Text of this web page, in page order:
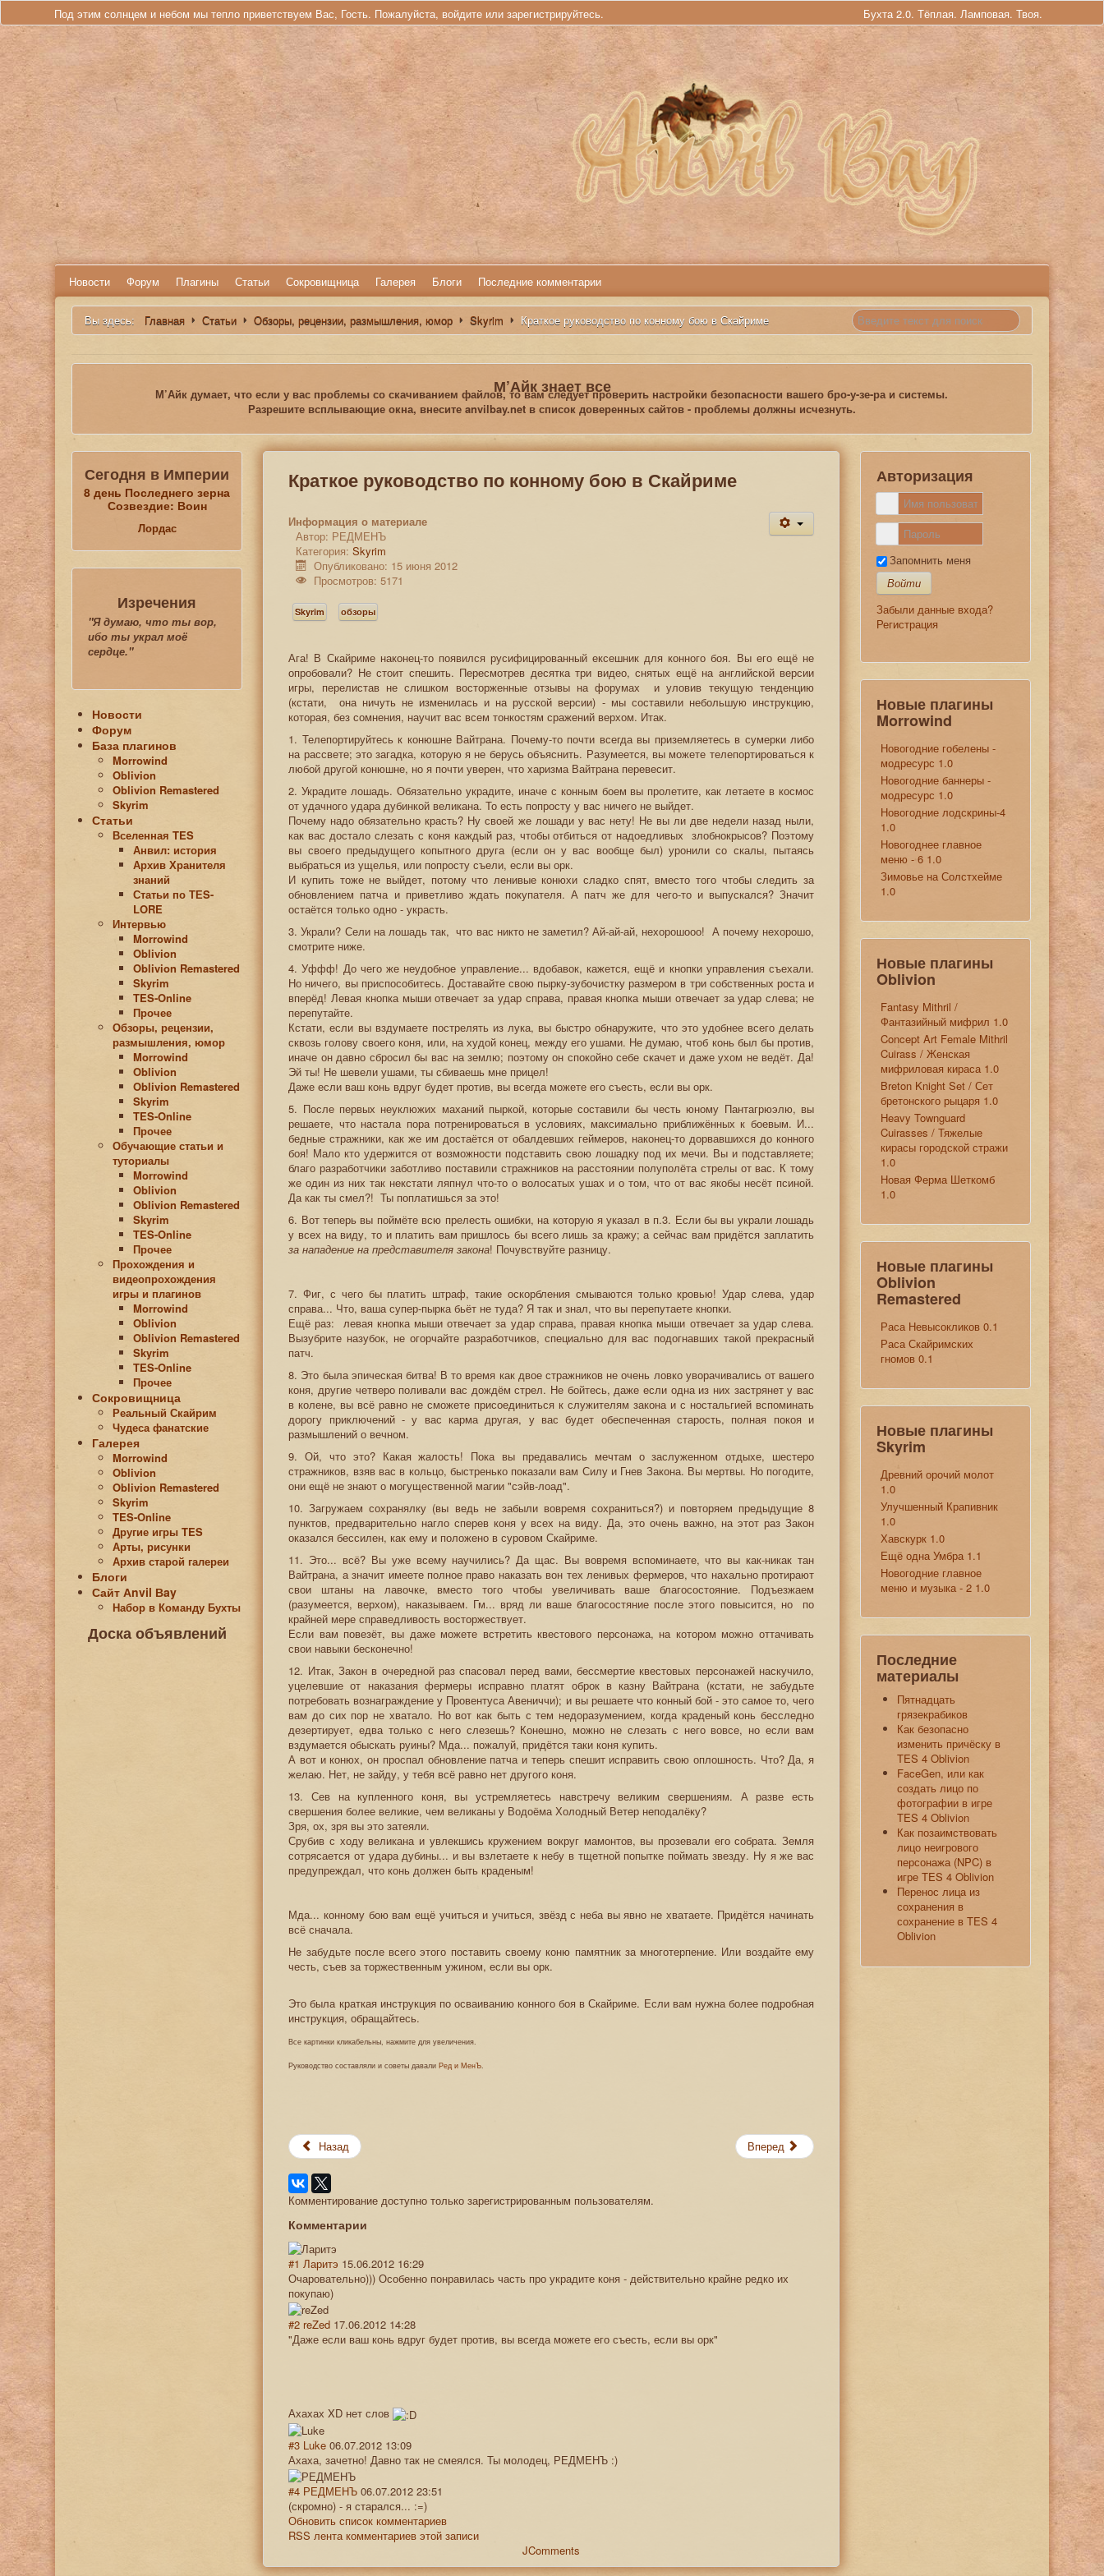
Под этим солнцем и небом мы тепло приветствуем Вас, Гость. Пожалуйста, войдите или зарегистрируйтесь. Бухта 2.0. Тёплая. Ламповая. Твоя.
Новости Форум Плагины Статьи Сокровищница Галерея Блоги Последние комментарии
Вы здесь: Главная Статьи Обзоры, рецензии, размышления, юмор Skyrim Краткое руководство по конному бою в Скайриме
М’Айк знает все
М’Айк думает, что если у вас проблемы со скачиванием файлов, то вам следует проверить настройки безопасности вашего бро-у-зе-ра и системы.
Разрешите всплывающие окна, внесите anvilbay.net в список доверенных сайтов - проблемы должны исчезнуть.
Сегодня в Империи
8 день Последнего зерна
Созвездие: Воин
Лордас
Изречения
"Я думаю, что ты вор,
ибо ты украл моё
сердце."
Новости
Форум
База плагинов
Morrowind
Oblivion
Oblivion Remastered
Skyrim
Статьи
Вселенная TES
Анвил: история
Архив Хранителя
знаний
Статьи по ТЕS-
LORE
Интервью
Morrowind
Oblivion
Oblivion Remastered
Skyrim
TES-Online
Прочее
Обзоры, рецензии,
размышления, юмор
Morrowind
Oblivion
Oblivion Remastered
Skyrim
TES-Online
Прочее
Обучающие статьи и
туториалы
Morrowind
Oblivion
Oblivion Remastered
Skyrim
TES-Online
Прочее
Прохождения и
видеопрохождения
игры и плагинов
Morrowind
Oblivion
Oblivion Remastered
Skyrim
TES-Online
Прочее
Сокровищница
Реальный Скайрим
Чудеса фанатские
Галерея
Morrowind
Oblivion
Oblivion Remastered
Skyrim
TES-Online
Другие игры TES
Арты, рисунки
Архив старой галереи
Блоги
Сайт Аnvil Вay
Набор в Команду Бухты
Доска объявлений
Краткое руководство по конному бою в Скайриме
Информация о материале
Автор: РЕДМЕНЪ
Категория:Skyrim
Опубликовано: 15 июня 2012
Просмотров: 5171
Skyrim обзоры
Ага! В Скайриме наконец-то появился русифицированный ексешник для конного боя. Вы его ещё не
опробовали? Не стоит спешить. Пересмотрев десятка три видео, снятых ещё на английской версии
игры, перелистав не слишком восторженные отзывы на форумах и уловив текущую тенденцию
(кстати, она ничуть не изменилась и на русской версии) - мы составили небольшую инструкцию,
которая, без сомнения, научит вас всем тонкостям сражений верхом. Итак.
1. Телепортируйтесь к конюшне Вайтрана. Почему-то почти всегда вы приземляетесь в сумерки либо
на рассвете; это загадка, которую я не берусь объяснить. Разумеется, вы можете телепортироваться к
любой другой конюшне, но я почти уверен, что харизма Вайтрана перевесит.
2. Украдите лошадь. Обязательно украдите, иначе с конным боем вы пролетите, как летаете в космос
от удачного удара дубинкой великана. То есть попросту у вас ничего не выйдет.
Почему надо обязательно красть? Ну своей же лошади у вас нету! Не вы ли две недели назад ныли,
как вас достало слезать с коня каждый раз, чтобы отбиться от надоедливых злобнокрысов? Поэтому
вы своего предыдущего копытного друга (если он у вас вообще был) уронили со скалы, пытаясь
выбраться из ущелья, или попросту съели, если вы орк.
И купить тоже не выйдет, потому что ленивые конюхи сладко спят, вместо того чтобы следить за
обновлением патча и приветливо ждать покупателя. А патч же для чего-то и выпускался? Значит
остаётся только одно - украсть.
3. Украли? Сели на лошадь так, что вас никто не заметил? Ай-ай-ай, нехорошооо! А почему нехорошо,
смотрите ниже.
4. Уффф! До чего же неудобное управление... вдобавок, кажется, ещё и кнопки управления съехали.
Но ничего, вы приспособитесь. Доставайте свою пырку-зубочистку размером в три собственных роста и
вперёд! Левая кнопка мыши отвечает за удар справа, правая кнопка мыши отвечает за удар слева; не
перепутайте.
Кстати, если вы вздумаете пострелять из лука, вы быстро обнаружите, что это удобнее всего делать
сквозь голову своего коня, или, на худой конец, между его ушами. Не думаю, чтоб конь был бы против,
иначе он давно сбросил бы вас на землю; поэтому он спокойно себе скачет и даже ухом не ведёт. Да!
Эй ты! Не шевели ушами, ты сбиваешь мне прицел!
Даже если ваш конь вдруг будет против, вы всегда можете его съесть, если вы орк.
5. После первых неуклюжих маханий пыркой, которые составили бы честь юному Пантагрюэлю, вы
решаете, что настала пора потренироваться в условиях, максимально приближённых к боевым. И...
бедные стражники, как же им достаётся от обалдевших геймеров, наконец-то дорвавшихся до конного
боя! Мало кто удержится от возможности подставить свою лошадку под их мечи. Вы и подставляете;
благо разработчики заботливо поставили стражников на расстоянии полуполёта стрелы от вас. К тому
же один из них так некстати ляпнул что-то о волосатых ушах и о том, что от вас якобы несёт псиной.
Да как ты смел?! Ты поплатишься за это!
6. Вот теперь вы поймёте всю прелесть ошибки, на которую я указал в п.3. Если бы вы украли лошадь
у всех на виду, то и платить вам пришлось бы всего лишь за кражу; а сейчас вам придётся заплатить
за нападение на представителя закона! Почувствуйте разницу.
7. Фиг, с чего бы платить штраф, такие оскорбления смываются только кровью! Удар слева, удар
справа... Что, ваша супер-пырка бьёт не туда? Я так и знал, что вы перепутаете кнопки.
Ещё раз: левая кнопка мыши отвечает за удар справа, правая кнопка мыши отвечает за удар слева.
Вызубрите назубок, не огорчайте разработчиков, специально для вас подогнавших такой прекрасный
патч.
8. Это была эпическая битва! В то время как двое стражников не очень ловко уворачивались от вашего
коня, другие четверо поливали вас дождём стрел. Не бойтесь, даже если одна из них застрянет у вас
в колене, вы всё равно не сможете присоединиться к служителям закона и с ностальгией вспоминать
дорогу приключений - у вас карма другая, у вас будет обеспеченная старость, полная покоя и
размышлений о вечном.
9. Ой, что это? Какая жалость! Пока вы предавались мечтам о заслуженном отдыхе, шестеро
стражников, взяв вас в кольцо, быстренько показали вам Силу и Гнев Закона. Вы мертвы. Но погодите,
они ещё не знают о могущественной магии "сэйв-лоад".
10. Загружаем сохранялку (вы ведь не забыли вовремя сохраниться?) и повторяем предыдущие 8
пунктов, предварительно нагло сперев коня у всех на виду. Да, это очень важно, на этот раз Закон
оказался бессилен, как ему и положено в суровом Скайриме.
11. Это... всё? Вы уже всему научились? Да щас. Вы вовремя вспоминаете, что вы как-никак тан
Вайтрана, а значит имеете полное право наказать вон тех ленивых фермеров, что нахально протирают
свои штаны на лавочке, вместо того чтобы увеличивать ваше благосостояние. Подъезжаем
(разумеется, верхом), наказываем. Гм... вряд ли ваше благосостяние после этого повысится, но по
крайней мере справедливость восторжествует.
Если вам повезёт, вы даже можете встретить квестового персонажа, на котором можно оттачивать
свои навыки бесконечно!
12. Итак, Закон в очередной раз спасовал перед вами, бессмертие квестовых персонажей наскучило,
уцелевшие от наказания фермеры исправно платят оброк в казну Вайтрана (кстати, не забудьте
потребовать вознаграждение у Провентуса Авениччи); и вы решаете что конный бой - это самое то, чего
вам до сих пор не хватало. Но вот как быть с тем недоразумением, когда краденый конь бесследно
дезертирует, едва только с него слезешь? Конешно, можно не слезать с него вовсе, но если вам
вздумается обыскать руины? Мда... пожалуй, придётся таки коня купить.
А вот и конюх, он проспал обновление патча и теперь спешит исправить свою оплошность. Что? Да, я
желаю. Нет, не зайду, у тебя всё равно нет другого коня.
13. Сев на купленного коня, вы устремляетесь навстречу великим свершениям. А разве есть
свершения более великие, чем великаны у Водоёма Холодный Ветер неподалёку?
Зря, ох, зря вы это затеяли.
Срубив с ходу великана и увлекшись кружением вокруг мамонтов, вы прозевали его собрата. Земля
сотрясается от удара дубины... и вы взлетаете к небу в тщетной попытке поймать звезду. Ну я же вас
предупреждал, что конь должен быть краденым!
Мда... конному бою вам ещё учиться и учиться, звёзд с неба вы явно не хватаете. Придётся начинать
всё сначала.
Не забудьте после всего этого поставить своему коню памятник за многотерпение. Или воздайте ему
честь, съев за торжественным ужином, если вы орк.
Это была краткая инструкция по осваиванию конного боя в Скайриме. Если вам нужна более подробная
инструкция, обращайтесь.
Все картинки кликабельны, нажмите для увеличения.
Руководство составляли и советы давалиРед и МенЪ.
Назад Вперед
Комментирование доступно только зарегистрированным пользователям.
Комментарии
#1 Ларитэ 15.06.2012 16:29
Очаровательно))) Особенно понравилась часть про украдите коня - действительно крайне редко их
покупаю)
#2 reZed 17.06.2012 14:28
"Даже если ваш конь вдруг будет против, вы всегда можете его съесть, если вы орк"
Ахахах XD нет слов
#3 Luke 06.07.2012 13:09
Ахаха, зачетно! Давно так не смеялся. Ты молодец, РЕДМЕНЪ :)
#4 РЕДМЕНЪ 06.07.2012 23:51
(скромно) - я старался... :=)
Обновить список комментариев
RSS лента комментариев этой записи
JComments
Авторизация
Запомнить меня
Войти
Забыли данные входа?
Регистрация
Новые плагины
Morrowind
Новогодние гобелены -
модресурс 1.0
Новогодние баннеры -
модресурс 1.0
Новогодние лодскрины-4
1.0
Новогоднее главное
меню - 6 1.0
Зимовье на Солстхейме
1.0
Новые плагины
Oblivion
Fantasy Mithril /
Фантазийный мифрил 1.0
Concept Art Female Mithril
Cuirass / Женская
мифриловая кираса 1.0
Breton Knight Set / Сет
бретонского рыцаря 1.0
Heavy Townguard
Cuirasses / Тяжелые
кирасы городской стражи
1.0
Новая Ферма Шеткомб
1.0
Новые плагины
Oblivion
Remastered
Раса Невысокликов 0.1
Раса Скайримских
гномов 0.1
Новые плагины
Skyrim
Древний орочий молот
1.0
Улучшенный Крапивник
1.0
Хавскурк 1.0
Ещё одна Умбра 1.1
Новогодние главное
меню и музыка - 2 1.0
Последние
материалы
Пятнадцать
грязекрабиков
Как безопасно
изменить причёску в
TES 4 Oblivion
FaceGen, или как
создать лицо по
фотографии в игре
TES 4 Oblivion
Как позаимствовать
лицо неигрового
персонажа (NPC) в
игре TES 4 Oblivion
Перенос лица из
сохранения в
сохранение в TES 4
Oblivion